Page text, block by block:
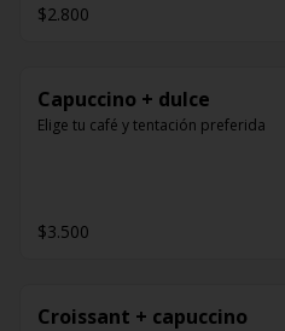
$2.800
Capuccino + dulce
Elige tu café y tentación preferida
$3.500
Croissant + capuccino